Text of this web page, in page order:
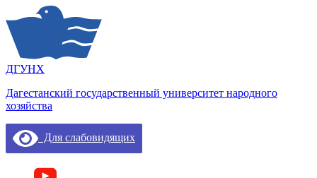
ДГУНХ
Дагестанский государственный университет народного
хозяйства
Для слабовидящих